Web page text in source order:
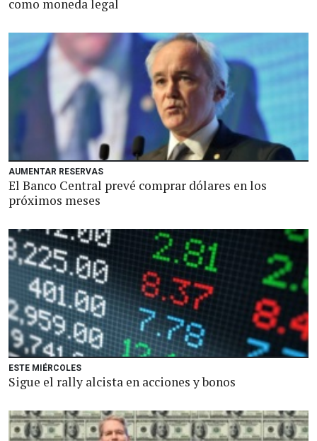
como moneda legal
AUMENTAR RESERVAS
El Banco Central prevé comprar dólares en los
próximos meses
ESTE MIÉRCOLES
Sigue el rally alcista en acciones y bonos